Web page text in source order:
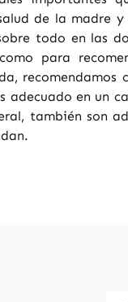
de la madre
todo en las
para
recomendamos
adecuado en un
también son